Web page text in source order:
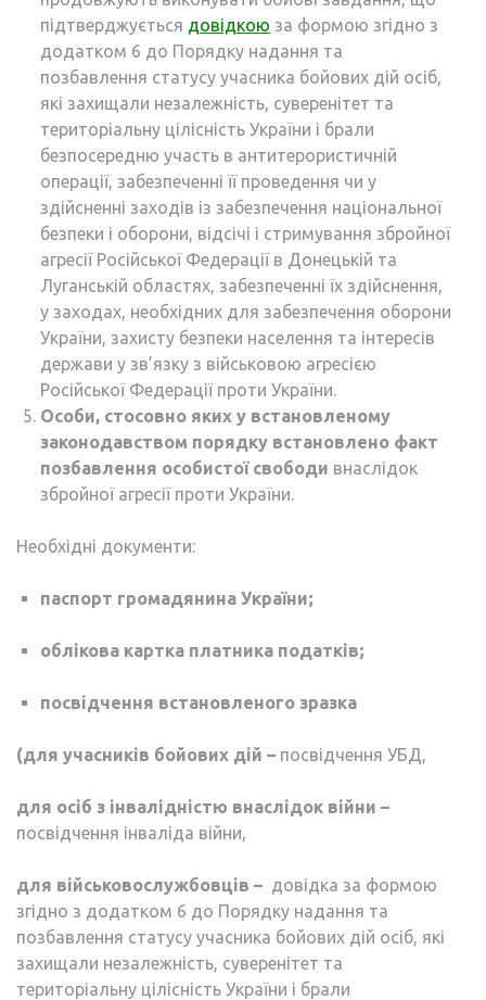
підтверджується довідкою за формою згідно з
додатком 6 до Порядку надання та
позбавлення статусу учасника бойових дій осіб,
які захищали незалежність, суверенітет та
територіальну цілісність України і брали
безпосередню участь в антитерористичній
операції, забезпеченні її проведення чи у
здійсненні заходів із забезпечення національної
безпеки і оборони, відсічі і стримування збройної
агресії Російської Федерації в Донецькій та
Луганській областях, забезпеченні їх здійснення,
у заходах, необхідних для забезпечення оборони
України, захисту безпеки населення та інтересів
держави у зв’язку з військовою агресією
Російської Федерації проти України.
Особи, стосовно яких у встановленому
законодавством порядку встановлено факт
позбавлення особистої свободи внаслідок
збройної агресії проти України.
Необхідні документи:
паспорт громадянина України;
облікова картка платника податків;
посвідчення встановленого зразка
(для учасників бойових дій – посвідчення УБД,
для осіб з інвалідністю внаслідок війни –
посвідчення інваліда війни,
для військовослужбовців – довідка за формою
згідно з додатком 6 до Порядку надання та
позбавлення статусу учасника бойових дій осіб, які
захищали незалежність, суверенітет та
територіальну цілісність України і брали